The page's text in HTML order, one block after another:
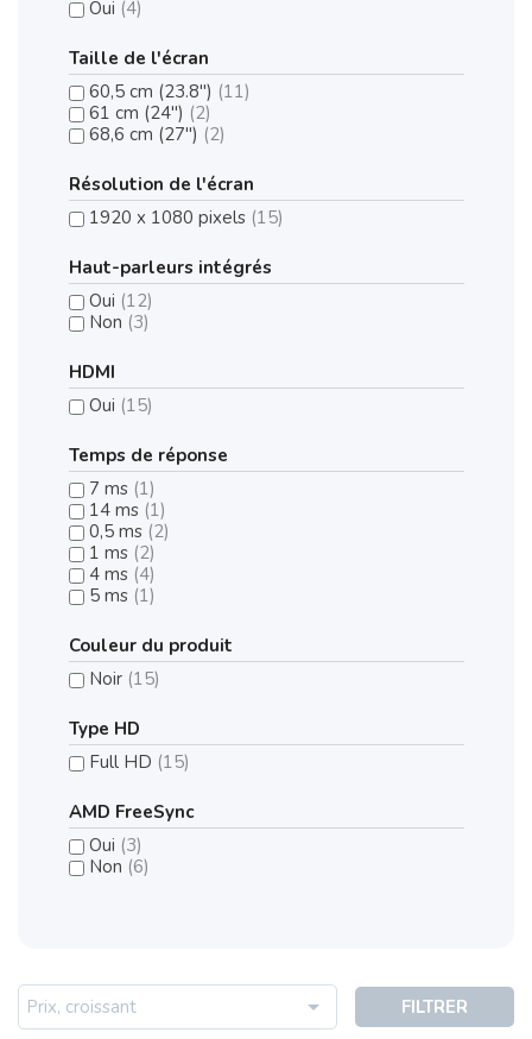
Oui (4)
Taille de l'écran
60,5 cm (23.8") (11)
61 cm (24") (2)
68,6 cm (27") (2)
Résolution de l'écran
1920 x 1080 pixels (15)
Haut-parleurs intégrés
Oui (12)
Non (3)
HDMI
Oui (15)
Temps de réponse
7 ms (1)
14 ms (1)
0,5 ms (2)
1 ms (2)
4 ms (4)
5 ms (1)
Couleur du produit
Noir (15)
Type HD
Full HD (15)
AMD FreeSync
Oui (3)
Non (6)
Prix, croissant 
FILTRER